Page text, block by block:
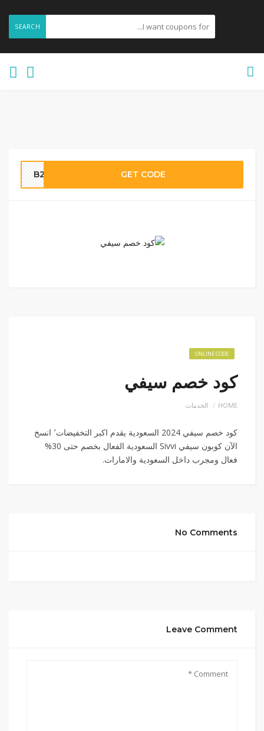
SEARCH
GET CODE
ONLINE CODE
كود خصم سيفي
HOME الخدمات
كود خصم سيفي 2024 السعودية يقدم اكبر التخفيضات٬ انسخ
الآن كوبون سيفي Sivvi السعودية الفعال بخصم حتى 30%
فعال ومجرب داخل السعودية والامارات.
No Comments
Leave Comment